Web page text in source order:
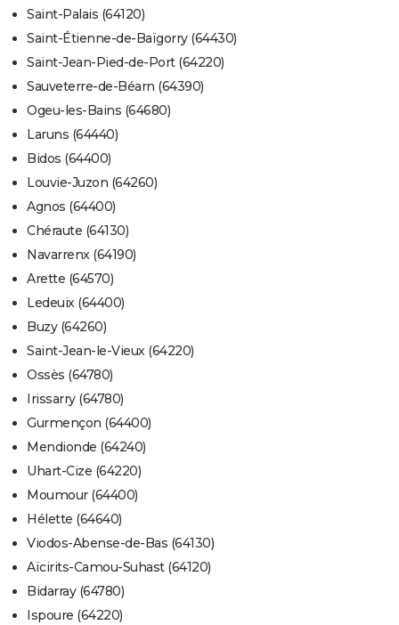
Saint-Palais (64120)
Saint-Étienne-de-Baïgorry (64430)
Saint-Jean-Pied-de-Port (64220)
Sauveterre-de-Béarn (64390)
Ogeu-les-Bains (64680)
Laruns (64440)
Bidos (64400)
Louvie-Juzon (64260)
Agnos (64400)
Chéraute (64130)
Navarrenx (64190)
Arette (64570)
Ledeuix (64400)
Buzy (64260)
Saint-Jean-le-Vieux (64220)
Ossès (64780)
Irissarry (64780)
Gurmençon (64400)
Mendionde (64240)
Uhart-Cize (64220)
Moumour (64400)
Hélette (64640)
Viodos-Abense-de-Bas (64130)
Aïcirits-Camou-Suhast (64120)
Bidarray (64780)
Ispoure (64220)